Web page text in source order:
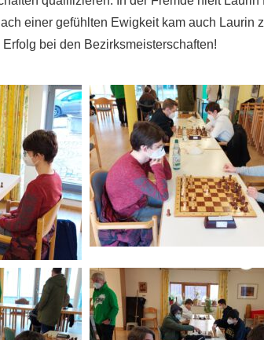
einer gefühlten Ewigkeit kam auch Laurin
bei den Bezirksmeisterschaften!